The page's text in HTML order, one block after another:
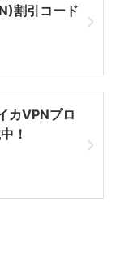
割引コード
カVPNプロ
！